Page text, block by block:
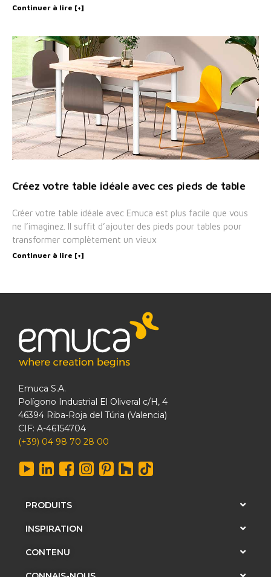
Continuer à lire [+]
Créez votre table idéale avec ces pieds de table
Créer votre table idéale avec Emuca est plus facile que vous
ne l’imaginez. Il suffit d’ajouter des pieds pour tables pour
transformer complètement un vieux
Continuer à lire [+]
Emuca S.A.
Polígono Industrial El Oliveral c/H, 4
46394 Riba-Roja del Túria (Valencia)
CIF: A-46154704
(+39) 04 98 70 28 00
PRODUITS
INSPIRATION
CONTENU